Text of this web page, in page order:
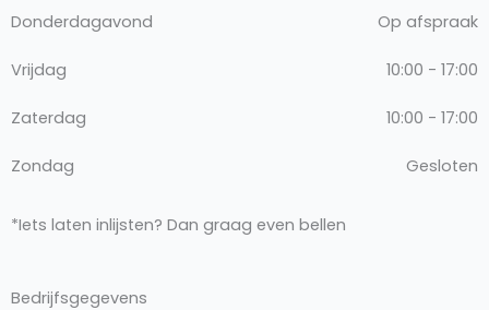
Donderdagavond Op afspraak
Vrijdag 10:00 - 17:00
Zaterdag 10:00 - 17:00
Zondag Gesloten
*Iets laten inlijsten? Dan graag even bellen
Bedrijfsgegevens